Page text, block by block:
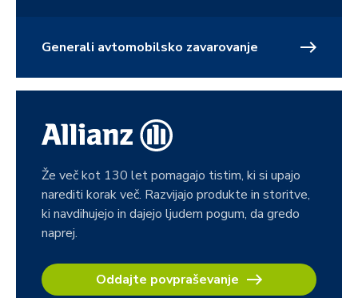
Generali avtomobilsko zavarovanje
Že več kot 130 let pomagajo tistim, ki si upajo
narediti korak več. Razvijajo produkte in storitve,
ki navdihujejo in dajejo ljudem pogum, da gredo
naprej.
Oddajte povpraševanje